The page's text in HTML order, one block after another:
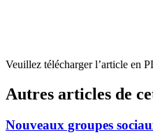
Veuillez télécharger l’article en
Autres articles de
Nouveaux groupes